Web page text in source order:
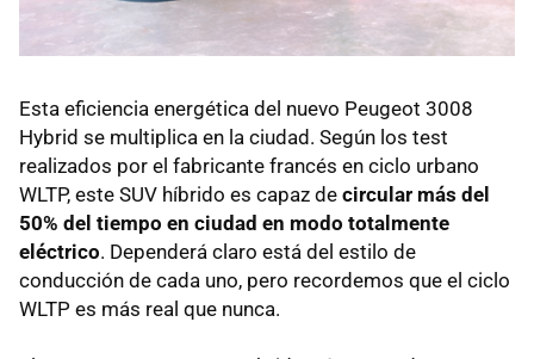
Esta eficiencia energética del nuevo Peugeot 3008
Hybrid se multiplica en la ciudad. Según los test
realizados por el fabricante francés en ciclo urbano
WLTP, este SUV híbrido es capaz de circular más del
50% del tiempo en ciudad en modo totalmente
eléctrico. Dependerá claro está del estilo de
conducción de cada uno, pero recordemos que el ciclo
WLTP es más real que nunca.